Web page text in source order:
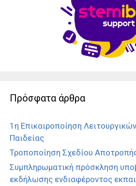
Πρόσφατα άρθρα
1η Επικαιροποίηση
Παιδείας
Τροποποίηση Σχεδίου
Συμπληρωματική πρόσκληση
εκδήλωσης ενδιαφέροντος